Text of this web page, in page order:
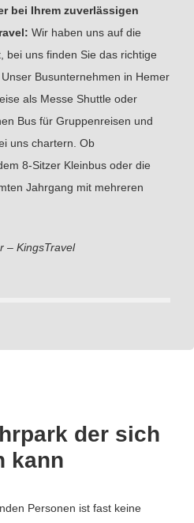
bei Ihrem zuverlässigen
Wir haben uns auf die
bei uns finden Sie das richtige
Busunternehmen in Hemer
als Messe Shuttle oder
Bus für Gruppenreisen und
uns chartern. Ob
8-Sitzer Kleinbus oder die
Jahrgang mit mehreren
– KingsTravel
der sich
kann
Personen ist fast keine